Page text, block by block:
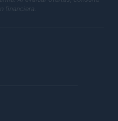
financiera.